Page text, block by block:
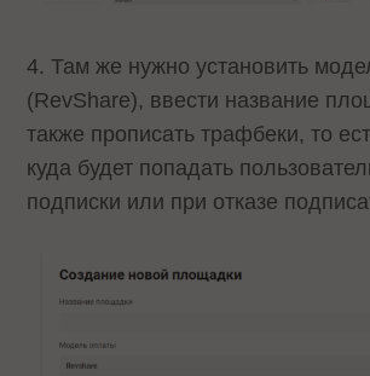
4. Там же нужно установить
(RevShare), ввести название
также прописать трафбеки, то
куда будет попадать
подписки или при отказе